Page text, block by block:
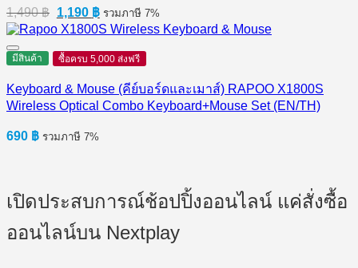
1,490฿ Original
price
was:
1,490 ฿.
1,190 ฿Current
price
is:
1,190 ฿.
รวมภาษี 7%
มีสินค้า ซื้อครบ 5,000 ส่งฟรี
Keyboard & Mouse (คีย์บอร์ดและเมาส์) RAPOO X1800S
Wireless Optical Combo Keyboard+Mouse Set (EN/TH)
690 ฿ รวมภาษี 7%
เปิดประสบการณ์ช้อปปิ้งออนไลน์ แค่สั่งซื้อ
ออนไลน์บน Nextplay